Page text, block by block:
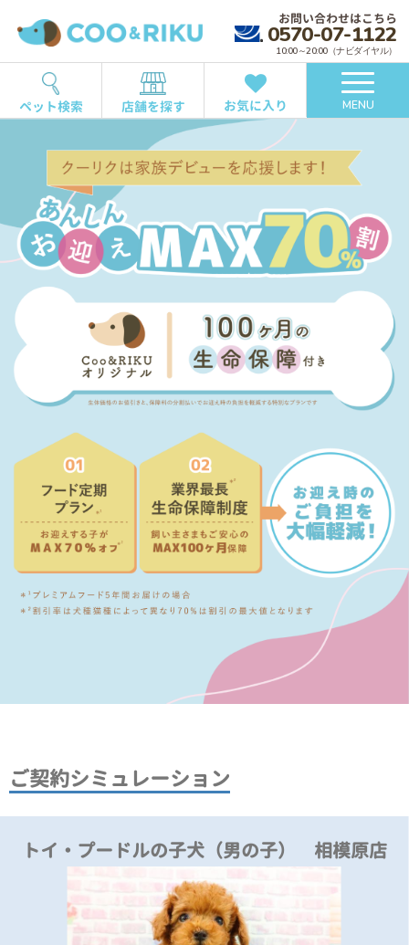
お問い合わせはこちら
0570-07-1122
10:00～20:00（ナビダイヤル）
ペット検索 店舗を探す お気に入り MENU
ご契約シミュレーション
トイ・プードルの子犬（男の子） 相模原店